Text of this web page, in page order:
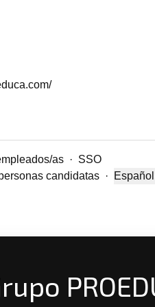
as · SSO
candidatas
·
Cambiar
Español